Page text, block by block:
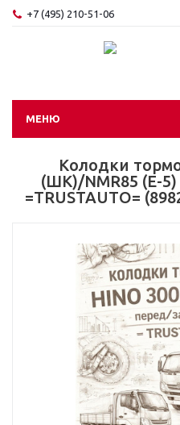
+7 (495) 210-51-06
МЕНЮ
Колодки
(ШК)/NMR85 (Е-
=TRUSTAUTO=